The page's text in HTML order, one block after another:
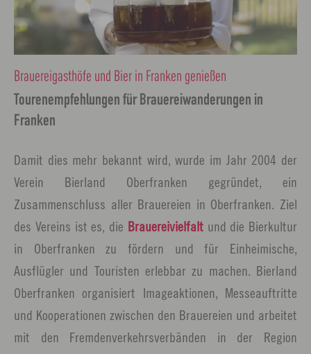
Tourenempfehlungen für Brauereiwanderungen in
Franken
Brauereigasthöfe und Bier in Franken genießen
Damit dies mehr bekannt wird, wurde im Jahr 2004 der
Verein Bierland Oberfranken gegründet, ein
Zusammenschluss aller Brauereien in Oberfranken. Ziel
des Vereins ist es, die Brauereivielfaltund die Bierkultur
in Oberfranken zu fördern und für Einheimische,
Ausflügler und Touristen erlebbar zu machen. Bierland
Oberfranken organisiert Imageaktionen, Messeauftritte
und Kooperationen zwischen den Brauereien und arbeitet
mit den Fremdenverkehrsverbänden in der Region